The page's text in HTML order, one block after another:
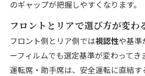
のギャップが把握しやすくなります。
フロントとリアで選び方が変わ
フロント側とリア側では視認性や基準
ーフィルムでも選定基準が変わってき
運転席・助手席は、安全運転に直結す